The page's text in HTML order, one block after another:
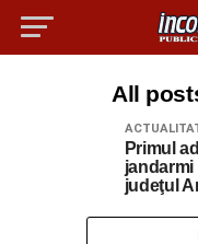
All
Primul
jandarmi
judeţul